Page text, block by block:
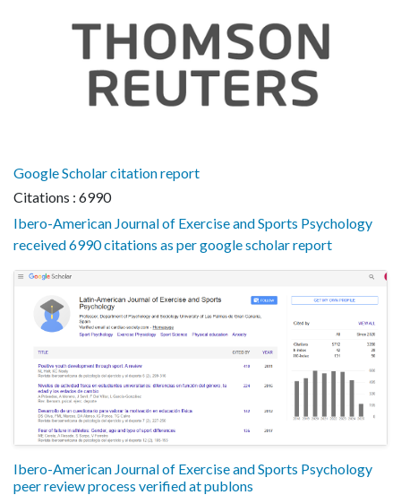
Google Scholar citation report
Citations : 6990
Ibero-American Journal of Exercise and Sports Psychology
received 6990 citations as per google scholar report
Ibero-American Journal of Exercise and Sports Psychology
peer review process verified at publons